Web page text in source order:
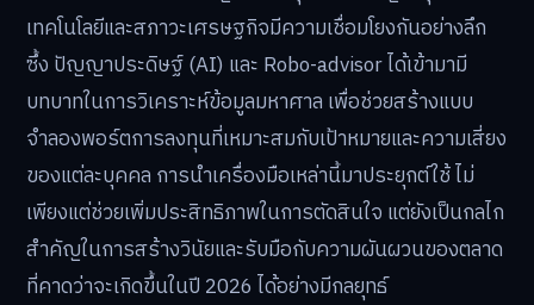
เทคโนโลยีและสภาวะเศรษฐกิจมีความเชื่อมโยงกันอย่างลึก
ซึ้ง ปัญญาประดิษฐ์ (AI) และ Robo-advisor ได้เข้ามามี
บทบาทในการวิเคราะห์ข้อมูลมหาศาล เพื่อช่วยสร้างแบบ
จำลองพอร์ตการลงทุนที่เหมาะสมกับเป้าหมายและความเสี่ยง
ของแต่ละบุคคล การนำเครื่องมือเหล่านี้มาประยุกต์ใช้ ไม่
เพียงแต่ช่วยเพิ่มประสิทธิภาพในการตัดสินใจ แต่ยังเป็นกลไก
สำคัญในการสร้างวินัยและรับมือกับความผันผวนของตลาด
ที่คาดว่าจะเกิดขึ้นในปี 2026 ได้อย่างมีกลยุทธ์